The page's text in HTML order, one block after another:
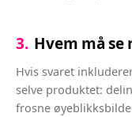
3. Hvem må se
Hvis svaret
selve produktet:
frosne